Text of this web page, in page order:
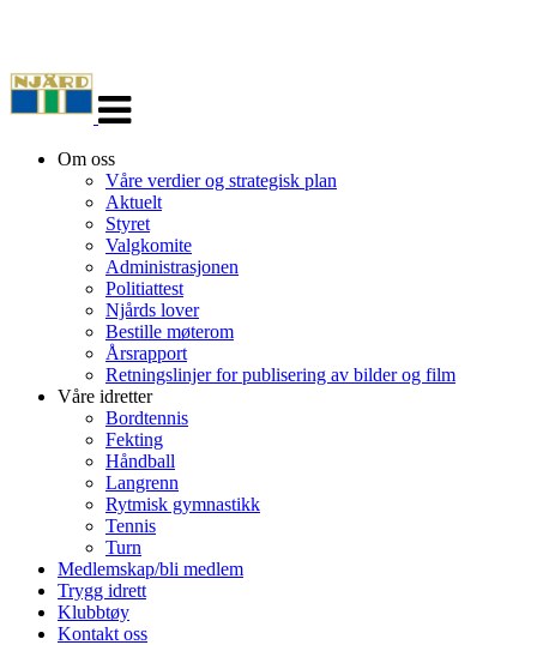
navigasjon
Om oss
Våre verdier og strategisk plan
Aktuelt
Styret
Valgkomite
Administrasjonen
Politiattest
Njårds lover
Bestille møterom
Årsrapport
Retningslinjer for publisering av bilder og film
Våre idretter
Bordtennis
Fekting
Håndball
Langrenn
Rytmisk gymnastikk
Tennis
Turn
Medlemskap/bli medlem
Trygg idrett
Klubbtøy
Kontakt oss